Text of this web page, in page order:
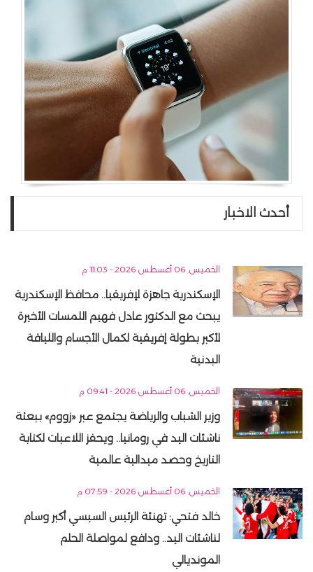
أحدث الاخبار
الخميس, 06 أغسطس 2026 - 11:03 م
الإسكندرية جاهزة لإفريقيا.. محافظ الإسكندرية
يبحث مع الدكتور عادل فهيم اللمسات الأخيرة
لأكبر بطولة إفريقية لكمال الأجسام واللياقة
البدنية
الخميس, 06 أغسطس 2026 - 09:41 م
وزير الشباب والرياضة يجتمع عبر «زووم» ببعثة
ناشئات اليد في رومانيا.. ويحفز اللاعبات لكتابة
التاريخ وحصد ميدالية عالمية
الخميس, 06 أغسطس 2026 - 07:59 م
خالد فتحي: تهنئة الرئيس السيسي أكبر وسام
لناشئات اليد.. ودافع لمواصلة الحلم
المونديالي